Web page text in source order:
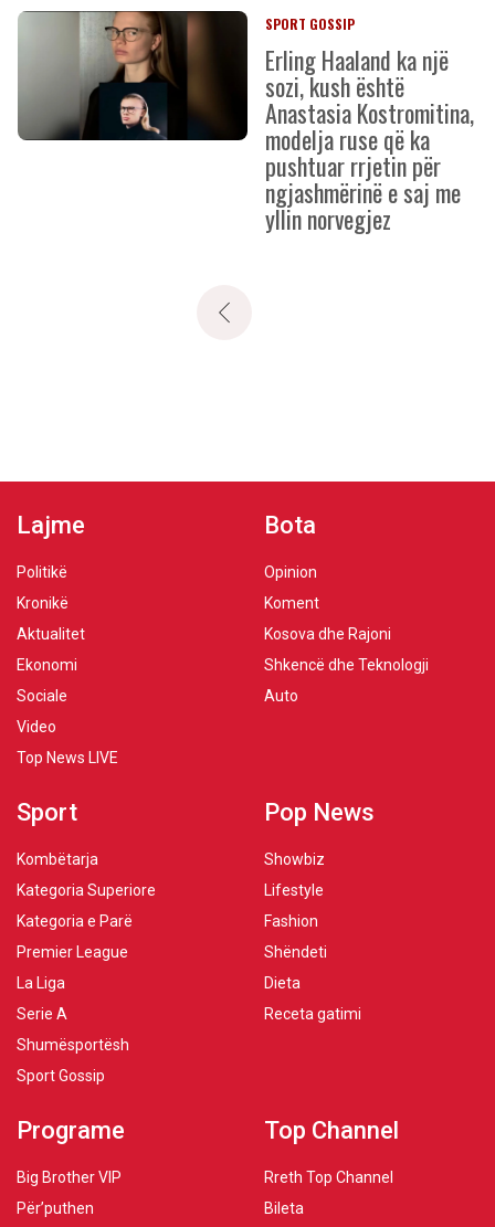
SPORT GOSSIP
Erling Haaland ka një
sozi, kush është
Anastasia Kostromitina,
modelja ruse që ka
pushtuar rrjetin për
ngjashmërinë e saj me
yllin norvegjez
Lajme
Politikë
Kronikë
Aktualitet
Ekonomi
Sociale
Video
Top News LIVE
Bota
Opinion
Koment
Kosova dhe Rajoni
Shkencë dhe Teknologji
Auto
Sport
Kombëtarja
Kategoria Superiore
Kategoria e Parë
Premier League
La Liga
Serie A
Shumësportësh
Sport Gossip
Pop News
Showbiz
Lifestyle
Fashion
Shëndeti
Dieta
Receta gatimi
Programe
Big Brother VIP
Për’puthen
Top Channel
Rreth Top Channel
Bileta